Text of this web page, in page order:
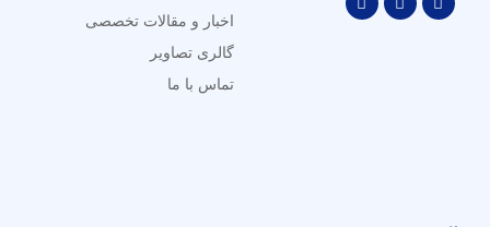
اخبار و مقالات تخصصی
گالری تصاویر
تماس با ما